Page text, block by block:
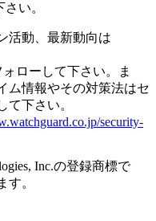
い。
活動、最新動向は
ォローして下さい。ま
ム情報やその対策法はセ
て下さい。
security-
Inc.の登録商標で
す。